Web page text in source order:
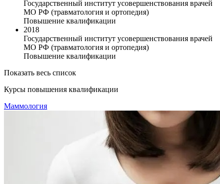
Государственный институт усовершенствования врачей
МО РФ (травматология и ортопедия)
Повышение квалификации
2018
Государственный институт усовершенствования врачей
МО РФ (травматология и ортопедия)
Повышение квалификации
Показать весь список
Курсы повышения квалификации
Маммология